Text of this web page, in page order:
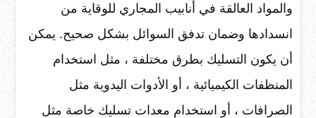
والمواد العالقة في أنابيب المجاري للوقاية من
انسدادها وضمان تدفق السوائل بشكل صحيح. يمكن
أن يكون التسليك بطرق مختلفة ، مثل استخدام
المنظفات الكيميائية ، أو الأدوات اليدوية مثل
الصرافات ، أو استخدام معدات تسليك خاصة مثل